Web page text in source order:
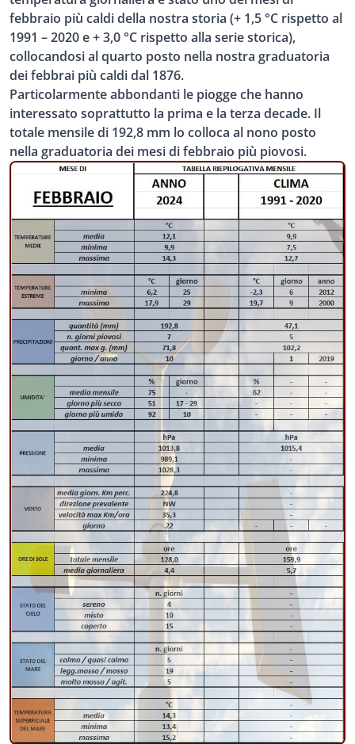
febbraio più caldi della nostra storia (+ 1,5 °C rispetto al
1991 – 2020 e + 3,0 °C rispetto alla serie storica),
collocandosi al quarto posto nella nostra graduatoria
dei febbrai più caldi dal 1876.
Particolarmente abbondanti le piogge che hanno
interessato soprattutto la prima e la terza decade. Il
totale mensile di 192,8 mm lo colloca al nono posto
nella graduatoria dei mesi di febbraio più piovosi.